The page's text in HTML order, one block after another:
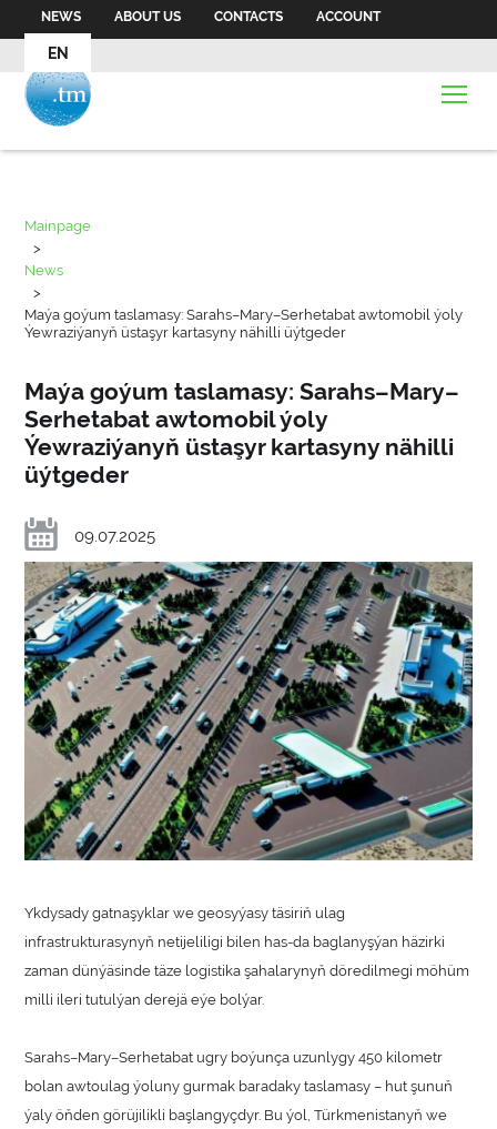
NEWS ABOUT US CONTACTS ACCOUNT
EN
Mainpage
>
News
>
Maýa goýum taslamasy: Sarahs–Mary–Serhetabat awtomobil ýoly
Ýewraziýanyň üstaşyr kartasyny nähilli üýtgeder
Maýa goýum taslamasy: Sarahs–Mary–
Serhetabat awtomobil ýoly
Ýewraziýanyň üstaşyr kartasyny nähilli
üýtgeder
09.07.2025
Ykdysady gatnaşyklar we geosyýasy täsiriň ulag
infrastrukturasynyň netijeliligi bilen has-da baglanyşýan häzirki
zaman dünýäsinde täze logistika şahalarynyň döredilmegi möhüm
milli ileri tutulýan derejä eýe bolýar.
Sarahs–Mary–Serhetabat ugry boýunça uzunlygy 450 kilometr
bolan awtoulag ýoluny gurmak baradaky taslamasy – hut şunuň
ýaly öňden görüjilikli başlangyçdyr. Bu ýol, Türkmenistanyň we